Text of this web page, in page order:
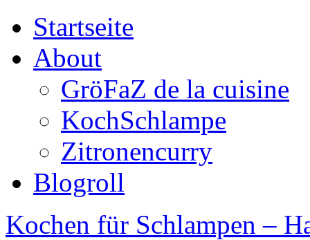
Startseite
About
GröFaZ de la cuisine
KochSchlampe
Zitronencurry
Blogroll
Kochen für Schlampen –